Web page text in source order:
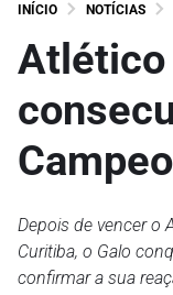
INÍCIO NOTÍCIAS
Atlético
Depois de vencer o
Curitiba, o Galo
confirmar a sua